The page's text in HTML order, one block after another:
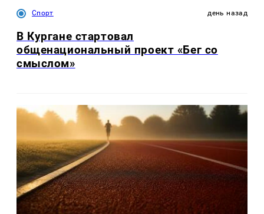
Спорт день назад
В Кургане стартовал
общенациональный проект «Бег со
смыслом»